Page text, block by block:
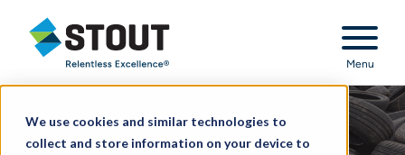
We use cookies and similar technologies to
collect and store information on your device to
Stout Relentless Excellence
Menu